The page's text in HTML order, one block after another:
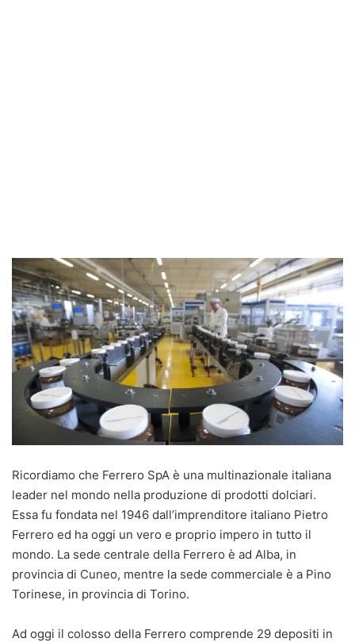
Ricordiamo che Ferrero SpA è una multinazionale italiana
leader nel mondo nella produzione di prodotti dolciari.
Essa fu fondata nel 1946 dall’imprenditore italiano Pietro
Ferrero ed ha oggi un vero e proprio impero in tutto il
mondo. La sede centrale della Ferrero è ad Alba, in
provincia di Cuneo, mentre la sede commerciale è a Pino
Torinese, in provincia di Torino.
Ad oggi il colosso della Ferrero comprende 29 depositi in